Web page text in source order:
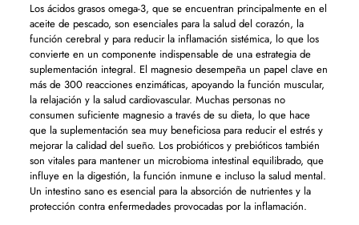
Los ácidos grasos omega-3, que se encuentran principalmente en el
aceite de pescado, son esenciales para la salud del corazón, la
función cerebral y para reducir la inflamación sistémica, lo que los
convierte en un componente indispensable de una estrategia de
suplementación integral. El magnesio desempeña un papel clave en
más de 300 reacciones enzimáticas, apoyando la función muscular,
la relajación y la salud cardiovascular. Muchas personas no
consumen suficiente magnesio a través de su dieta, lo que hace
que la suplementación sea muy beneficiosa para reducir el estrés y
mejorar la calidad del sueño. Los probióticos y prebióticos también
son vitales para mantener un microbioma intestinal equilibrado, que
influye en la digestión, la función inmune e incluso la salud mental.
Un intestino sano es esencial para la absorción de nutrientes y la
protección contra enfermedades provocadas por la inflamación.